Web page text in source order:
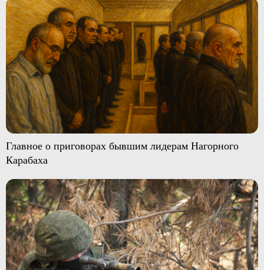
Главное о приговорах бывшим лидерам Нагорного
Карабаха